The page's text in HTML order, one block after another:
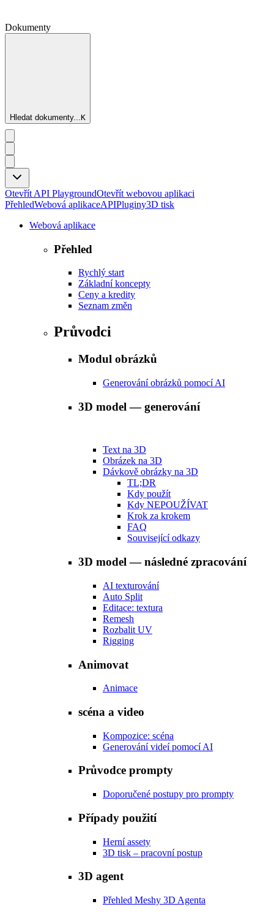
Dokumenty
Hledat dokumenty...K
Otevřít API PlaygroundOtevřít webovou aplikaci
PřehledWebová aplikaceAPIPluginy3D tisk
Webová aplikace
Přehled
Rychlý start
Základní koncepty
Ceny a kredity
Seznam změn
Průvodci
Modul obrázků
Generování obrázků pomocí AI
3D model — generování
Text na 3D
Obrázek na 3D
Dávkově obrázky na 3D
TL;DR
Kdy použít
Kdy NEPOUŽÍVAT
Krok za krokem
FAQ
Související odkazy
3D model — následné zpracování
AI texturování
Auto Split
Editace: textura
Remesh
Rozbalit UV
Rigging
Animovat
Animace
scéna a video
Kompozice: scéna
Generování videí pomocí AI
Průvodce prompty
Doporučené postupy pro prompty
Případy použití
Herní assety
3D tisk – pracovní postup
3D agent
Přehled Meshy 3D Agenta